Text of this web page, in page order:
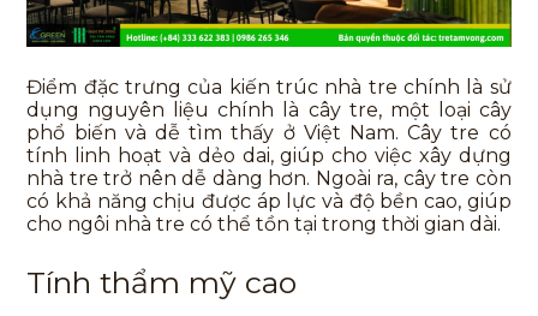
Điểm đặc trưng của kiến trúc nhà tre chính là sử
dụng nguyên liệu chính là cây tre, một loại cây
phổ biến và dễ tìm thấy ở Việt Nam. Cây tre có
tính linh hoạt và dẻo dai, giúp cho việc xây dựng
nhà tre trở nên dễ dàng hơn. Ngoài ra, cây tre còn
có khả năng chịu được áp lực và độ bền cao, giúp
cho ngôi nhà tre có thể tồn tại trong thời gian dài.
Tính thẩm mỹ cao